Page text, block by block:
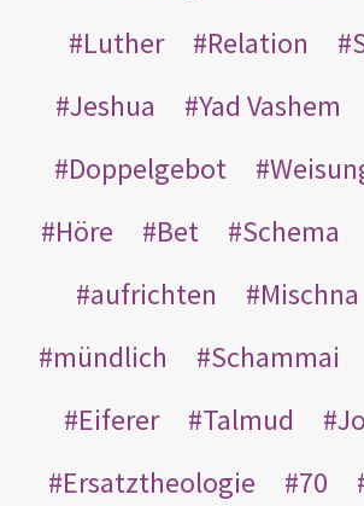
Luther
Relation
Jeshua
Yad Vashem
Doppelgebot
Höre
Bet Schema
aufrichten
Mischna
mündlich
Schammai
Eiferer
Talmud
Ersatztheologie
70